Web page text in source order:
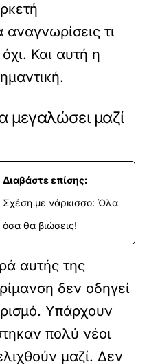
τι
Και αυτή η
μεγαλώσει μαζί
Διαβάστε επίσης:
Σχέση με νάρκισσο: Όλα
όσα θα βιώσεις!
αυτής της
δεν οδηγεί
Υπάρχουν
πολύ νέοι
μαζί. Δεν